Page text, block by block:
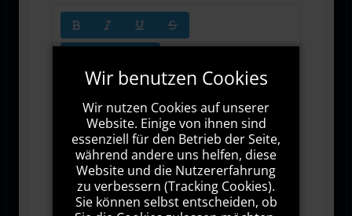
1000Zeichen übrig
Wir benutzen Cookies
Wir nutzen Cookies auf unserer
Website. Einige von ihnen sind
essenziell für den Betrieb der Seite,
während andere uns helfen, diese
Website und die Nutzererfahrung
zu verbessern (Tracking Cookies).
Sie können selbst entscheiden, ob